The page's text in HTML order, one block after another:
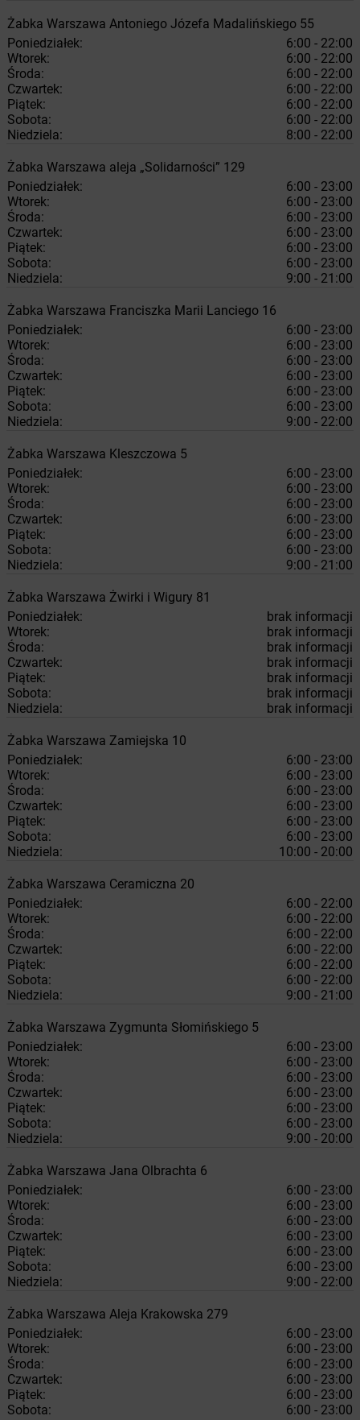
Żabka Warszawa Antoniego Józefa Madalińskiego 55
Poniedziałek:
6:00 - 22:00
Wtorek:
6:00 - 22:00
Środa:
6:00 - 22:00
Czwartek:
6:00 - 22:00
Piątek:
6:00 - 22:00
Sobota:
6:00 - 22:00
Niedziela:
8:00 - 22:00
Żabka Warszawa aleja „Solidarności” 129
Poniedziałek:
6:00 - 23:00
Wtorek:
6:00 - 23:00
Środa:
6:00 - 23:00
Czwartek:
6:00 - 23:00
Piątek:
6:00 - 23:00
Sobota:
6:00 - 23:00
Niedziela:
9:00 - 21:00
Żabka Warszawa Franciszka Marii Lanciego 16
Poniedziałek:
6:00 - 23:00
Wtorek:
6:00 - 23:00
Środa:
6:00 - 23:00
Czwartek:
6:00 - 23:00
Piątek:
6:00 - 23:00
Sobota:
6:00 - 23:00
Niedziela:
9:00 - 22:00
Żabka Warszawa Kleszczowa 5
Poniedziałek:
6:00 - 23:00
Wtorek:
6:00 - 23:00
Środa:
6:00 - 23:00
Czwartek:
6:00 - 23:00
Piątek:
6:00 - 23:00
Sobota:
6:00 - 23:00
Niedziela:
9:00 - 21:00
Żabka Warszawa Żwirki i Wigury 81
Poniedziałek:
brak informacji
Wtorek:
brak informacji
Środa:
brak informacji
Czwartek:
brak informacji
Piątek:
brak informacji
Sobota:
brak informacji
Niedziela:
brak informacji
Żabka Warszawa Zamiejska 10
Poniedziałek:
6:00 - 23:00
Wtorek:
6:00 - 23:00
Środa:
6:00 - 23:00
Czwartek:
6:00 - 23:00
Piątek:
6:00 - 23:00
Sobota:
6:00 - 23:00
Niedziela:
10:00 - 20:00
Żabka Warszawa Ceramiczna 20
Poniedziałek:
6:00 - 22:00
Wtorek:
6:00 - 22:00
Środa:
6:00 - 22:00
Czwartek:
6:00 - 22:00
Piątek:
6:00 - 22:00
Sobota:
6:00 - 22:00
Niedziela:
9:00 - 21:00
Żabka Warszawa Zygmunta Słomińskiego 5
Poniedziałek:
6:00 - 23:00
Wtorek:
6:00 - 23:00
Środa:
6:00 - 23:00
Czwartek:
6:00 - 23:00
Piątek:
6:00 - 23:00
Sobota:
6:00 - 23:00
Niedziela:
9:00 - 20:00
Żabka Warszawa Jana Olbrachta 6
Poniedziałek:
6:00 - 23:00
Wtorek:
6:00 - 23:00
Środa:
6:00 - 23:00
Czwartek:
6:00 - 23:00
Piątek:
6:00 - 23:00
Sobota:
6:00 - 23:00
Niedziela:
9:00 - 22:00
Żabka Warszawa Aleja Krakowska 279
Poniedziałek:
6:00 - 23:00
Wtorek:
6:00 - 23:00
Środa:
6:00 - 23:00
Czwartek:
6:00 - 23:00
Piątek:
6:00 - 23:00
Sobota:
6:00 - 23:00